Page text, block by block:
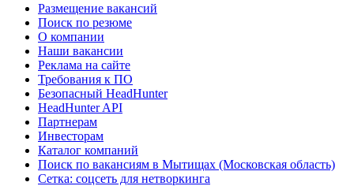
Размещение вакансий
Поиск по резюме
О компании
Наши вакансии
Реклама на сайте
Требования к ПО
Безопасный HeadHunter
HeadHunter API
Партнерам
Инвесторам
Каталог компаний
Поиск по вакансиям в Мытищах (Московская область)
Сетка: соцсеть для нетворкинга